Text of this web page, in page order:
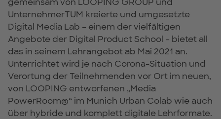
UnternehmerTUM kreierte und umgesetzte
Digital Media Lab – einem der vielfältigen
Angebote der Digital Product School – bietet all
das in seinem Lehrangebot ab Mai 2021 an.
Unterrichtet wird je nach Corona-Situation und
Verortung der Teilnehmenden vor Ort im neuen,
von LOOPING entworfenen „Media
PowerRoom®“ im Munich Urban Colab wie auch
über hybride und komplett digitale Lehrformate.